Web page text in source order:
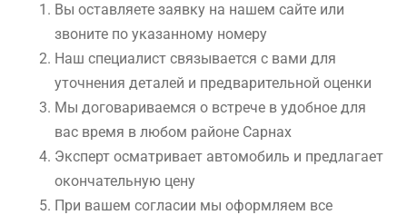
Вы оставляете заявку на нашем сайте или
звоните по указанному номеру
Наш специалист связывается с вами для
уточнения деталей и предварительной оценки
Мы договариваемся о встрече в удобное для
вас время в любом районе Сарнах
Эксперт осматривает автомобиль и предлагает
окончательную цену
При вашем согласии мы оформляем все